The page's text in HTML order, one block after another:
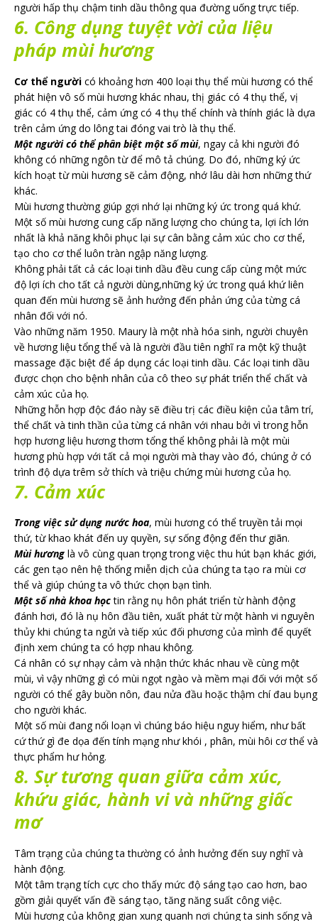
người hấp thụ chậm tinh dầu thông qua đường uống trực tiếp.
6. Công dụng tuyệt vời của liệu
pháp mùi hương
Cơ thể người có khoảng hơn 400 loại thụ thể mùi hương có thể
phát hiện vô số mùi hương khác nhau, thị giác có 4 thụ thể, vị
giác có 4 thụ thể, cảm ứng có 4 thụ thể chính và thính giác là dựa
trên cảm ứng do lông tai đóng vai trò là thụ thể.
Một người có thể phân biệt một số mùi, ngay cả khi người đó
không có những ngôn từ để mô tả chúng. Do đó, những ký ức
kích hoạt từ mùi hương sẽ cảm động, nhớ lâu dài hơn những thứ
khác.
Mùi hương thường giúp gợi nhớ lại những ký ức trong quá khứ.
Một số mùi hương cung cấp năng lượng cho chúng ta, lợi ích lớn
nhất là khả năng khôi phục lại sự cân bằng cảm xúc cho cơ thể,
tạo cho cơ thể luôn tràn ngập năng lượng.
Không phải tất cả các loại tinh dầu đều cung cấp cùng một mức
độ lợi ích cho tất cả người dùng,những ký ức trong quá khứ liên
quan đến mùi hương sẽ ảnh hưởng đến phản ứng của từng cá
nhân đối với nó.
Vào những năm 1950. Maury là một nhà hóa sinh, người chuyên
về hương liệu tổng thể và là người đầu tiên nghĩ ra một kỹ thuật
massage đặc biệt để áp dụng các loại tinh dầu. Các loại tinh dầu
được chọn cho bệnh nhân của cô theo sự phát triển thể chất và
cảm xúc của họ.
Những hỗn hợp độc đáo này sẽ điều trị các điều kiện của tâm trí,
thể chất và tinh thần của từng cá nhân với nhau bởi vì trong hỗn
hợp hương liệu hương thơm tổng thể không phải là một mùi
hương phù hợp với tất cả mọi người mà thay vào đó, chúng ở có
trình độ dựa trêm sở thích và triệu chứng mùi hương của họ.
7. Cảm xúc
Trong việc sử dụng nước hoa, mùi hương có thể truyền tải mọi
thứ, từ khao khát đến uy quyền, sự sống động đến thư giãn.
Mùi hương là vô cùng quan trọng trong việc thu hút bạn khác giới,
các gen tạo nên hệ thống miễn dịch của chúng ta tạo ra mùi cơ
thể và giúp chúng ta vô thức chọn bạn tình.
Một số nhà khoa học tin rằng nụ hôn phát triển từ hành động
đánh hơi, đó là nụ hôn đầu tiên, xuất phát từ một hành vi nguyên
thủy khi chúng ta ngửi và tiếp xúc đối phương của mình để quyết
định xem chúng ta có hợp nhau không.
Cá nhân có sự nhạy cảm và nhận thức khác nhau về cùng một
mùi, vì vậy những gì có mùi ngọt ngào và mềm mại đối với một số
người có thể gây buồn nôn, đau nửa đầu hoặc thậm chí đau bụng
cho người khác.
Một số mùi đang nổi loạn vì chúng báo hiệu nguy hiểm, như bất
cứ thứ gì đe dọa đến tính mạng như khói , phân, mùi hôi cơ thể và
thực phẩm hư hỏng.
8. Sự tương quan giữa cảm xúc,
khứu giác, hành vi và những giấc
mơ
Tâm trạng của chúng ta thường có ảnh hưởng đến suy nghĩ và
hành động.
Một tâm trạng tích cực cho thấy mức độ sáng tạo cao hơn, bao
gồm giải quyết vấn đề sáng tạo, tăng năng suất công việc.
Mùi hương của không gian xung quanh nơi chúng ta sinh sống và